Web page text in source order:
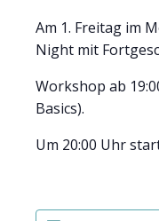
Am 1. Freitag im
Night mit
Workshop ab
Basics).
Um 20:00 Uhr